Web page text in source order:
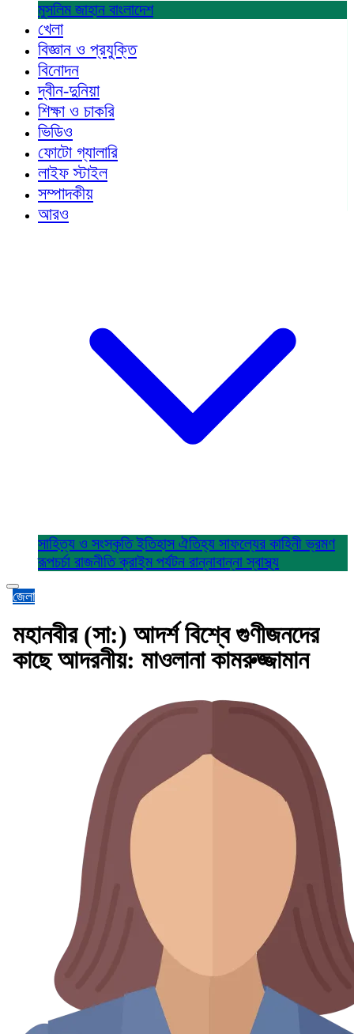
মুসলিম জাহান বাংলাদেশ
খেলা
বিজ্ঞান ও প্রযুক্তি
বিনোদন
দ্বীন-দুনিয়া
শিক্ষা ও চাকরি
ভিডিও
ফোটো গ্যালারি
লাইফ স্টাইল
সম্পাদকীয়
আরও
সাহিত্য ও সংস্কৃতিইতিহাস ঐতিহ্য সাফল্যের কাহিনীভ্রমণ
রূপচর্চা রাজনীতিক্রাইম পর্যটন রান্নাবান্নাস্বাস্থ্য
জেলা
মহানবীর (সা:) আদর্শ বিশ্বে গুণীজনদের
কাছে আদরনীয়: মাওলানা কামরুজ্জামান